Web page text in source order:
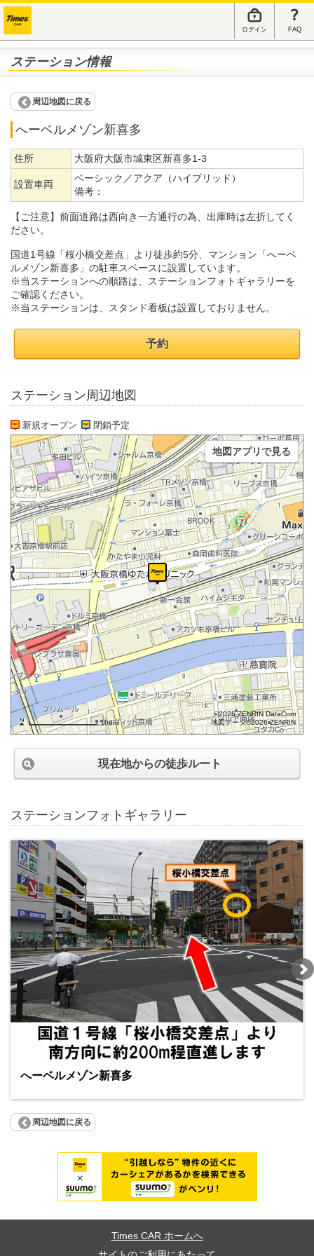
ログイン FAQ
ステーション情報
周辺地図に戻る
へーベルメゾン新喜多
住所 大阪府大阪市城東区新喜多1-3
設置車両
ベーシック／アクア（ハイブリッド）
備考：
【ご注意】前面道路は西向き一方通行の為、出庫時は左折してく
ださい。
国道1号線「桜小橋交差点」より徒歩約5分、マンション「へーベ
ルメゾン新喜多」の駐車スペースに設置しています。
※当ステーションへの順路は、ステーションフォトギャラリーを
ご確認ください。
※当ステーションは、スタンド看板は設置しておりません。
予約
ステーション周辺地図
新規オープン 閉鎖予定
100m
©2026 ZENRIN DataCom
地図データ©2026 ZENRIN
地図アプリで見る
現在地からの徒歩ルート
ステーションフォトギャラリー
へーベルメゾン新喜多
周辺地図に戻る
Times CAR ホームへ